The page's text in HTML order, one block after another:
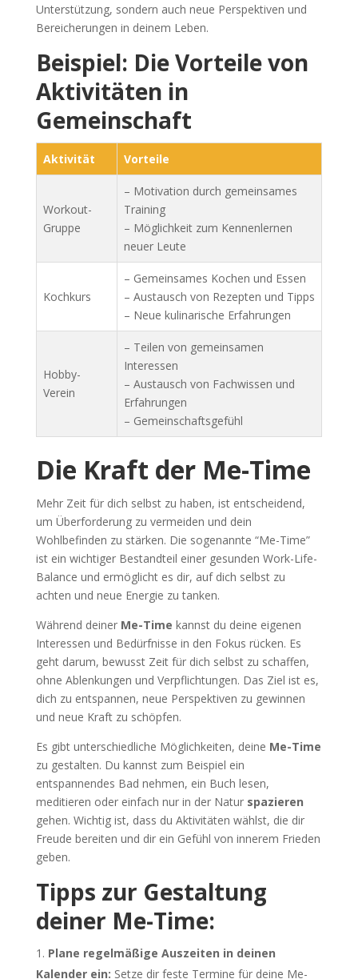
Unterstützung, sondern auch neue Perspektiven und
Bereicherungen in deinem Leben.
Beispiel: Die Vorteile von
Aktivitäten in
Gemeinschaft
Aktivität Vorteile
Workout-
Gruppe
– Motivation durch gemeinsames
Training
– Möglichkeit zum Kennenlernen
neuer Leute
Kochkurs
– Gemeinsames Kochen und Essen
– Austausch von Rezepten und Tipps
– Neue kulinarische Erfahrungen
Hobby-
Verein
– Teilen von gemeinsamen
Interessen
– Austausch von Fachwissen und
Erfahrungen
– Gemeinschaftsgefühl
Die Kraft der Me-Time
Mehr Zeit für dich selbst zu haben, ist entscheidend,
um Überforderung zu vermeiden und dein
Wohlbefinden zu stärken. Die sogenannte “Me-Time”
ist ein wichtiger Bestandteil einer gesunden Work-Life-
Balance und ermöglicht es dir, auf dich selbst zu
achten und neue Energie zu tanken.
Während deiner Me-Time kannst du deine eigenen
Interessen und Bedürfnisse in den Fokus rücken. Es
geht darum, bewusst Zeit für dich selbst zu schaffen,
ohne Ablenkungen und Verpflichtungen. Das Ziel ist es,
dich zu entspannen, neue Perspektiven zu gewinnen
und neue Kraft zu schöpfen.
Es gibt unterschiedliche Möglichkeiten, deine Me-Time
zu gestalten. Du kannst zum Beispiel ein
entspannendes Bad nehmen, ein Buch lesen,
meditieren oder einfach nur in der Natur spazieren
gehen. Wichtig ist, dass du Aktivitäten wählst, die dir
Freude bereiten und dir ein Gefühl von innerem Frieden
geben.
Tipps zur Gestaltung
deiner Me-Time:
Plane regelmäßige Auszeiten in deinen
Kalender ein: Setze dir feste Termine für deine Me-